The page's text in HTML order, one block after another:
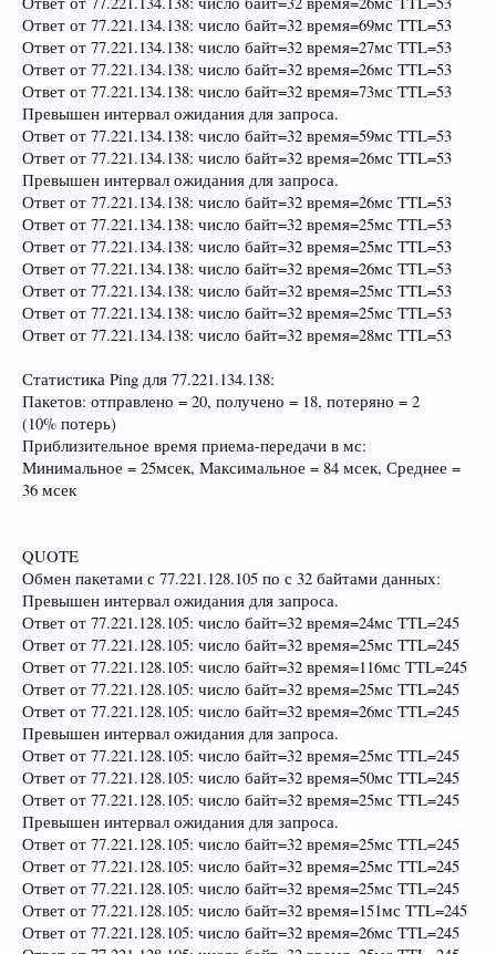
Ответ от 77.221.134.138: число байт=32 время=69мс TTL=53
Ответ от 77.221.134.138: число байт=32 время=27мс TTL=53
Ответ от 77.221.134.138: число байт=32 время=26мс TTL=53
Ответ от 77.221.134.138: число байт=32 время=73мс TTL=53
Превышен интервал ожидания для запроса.
Ответ от 77.221.134.138: число байт=32 время=59мс TTL=53
Ответ от 77.221.134.138: число байт=32 время=26мс TTL=53
Превышен интервал ожидания для запроса.
Ответ от 77.221.134.138: число байт=32 время=26мс TTL=53
Ответ от 77.221.134.138: число байт=32 время=25мс TTL=53
Ответ от 77.221.134.138: число байт=32 время=25мс TTL=53
Ответ от 77.221.134.138: число байт=32 время=26мс TTL=53
Ответ от 77.221.134.138: число байт=32 время=25мс TTL=53
Ответ от 77.221.134.138: число байт=32 время=25мс TTL=53
Ответ от 77.221.134.138: число байт=32 время=28мс TTL=53
Статистика Ping для 77.221.134.138:
Пакетов: отправлено = 20, получено = 18, потеряно = 2
(10% потерь)
Приблизительное время приема-передачи в мс:
Минимальное = 25мсек, Максимальное = 84 мсек, Среднее =
36 мсек
QUOTE
Обмен пакетами с 77.221.128.105 по с 32 байтами данных:
Превышен интервал ожидания для запроса.
Ответ от 77.221.128.105: число байт=32 время=24мс TTL=245
Ответ от 77.221.128.105: число байт=32 время=25мс TTL=245
Ответ от 77.221.128.105: число байт=32 время=116мс TTL=245
Ответ от 77.221.128.105: число байт=32 время=25мс TTL=245
Ответ от 77.221.128.105: число байт=32 время=26мс TTL=245
Превышен интервал ожидания для запроса.
Ответ от 77.221.128.105: число байт=32 время=25мс TTL=245
Ответ от 77.221.128.105: число байт=32 время=50мс TTL=245
Ответ от 77.221.128.105: число байт=32 время=25мс TTL=245
Превышен интервал ожидания для запроса.
Ответ от 77.221.128.105: число байт=32 время=25мс TTL=245
Ответ от 77.221.128.105: число байт=32 время=25мс TTL=245
Ответ от 77.221.128.105: число байт=32 время=25мс TTL=245
Ответ от 77.221.128.105: число байт=32 время=151мс TTL=245
Ответ от 77.221.128.105: число байт=32 время=26мс TTL=245